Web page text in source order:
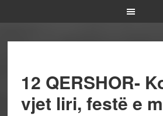
12 QERSHOR-
vjet liri, festë e